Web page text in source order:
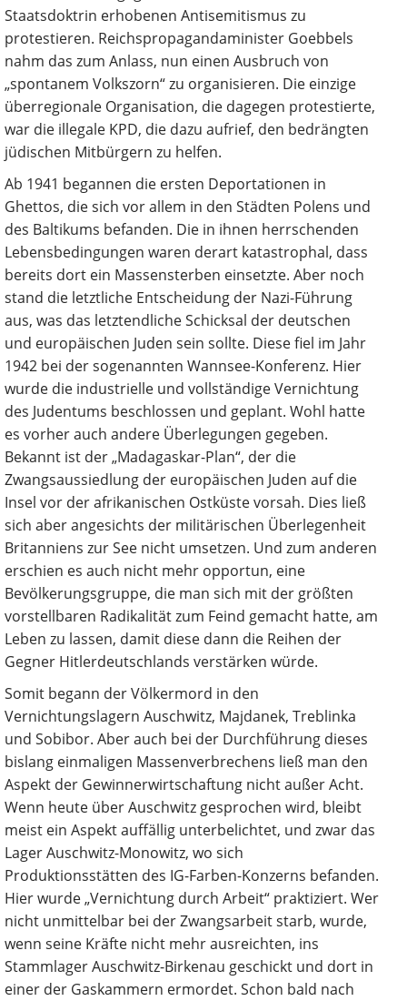
Staatsdoktrin erhobenen Antisemitismus zu
protestieren. Reichspropagandaminister Goebbels
nahm das zum Anlass, nun einen Ausbruch von
„spontanem Volkszorn“ zu organisieren. Die einzige
überregionale Organisation, die dagegen protestierte,
war die illegale KPD, die dazu aufrief, den bedrängten
jüdischen Mitbürgern zu helfen.
Ab 1941 begannen die ersten Deportationen in
Ghettos, die sich vor allem in den Städten Polens und
des Baltikums befanden. Die in ihnen herrschenden
Lebensbedingungen waren derart katastrophal, dass
bereits dort ein Massensterben einsetzte. Aber noch
stand die letztliche Entscheidung der Nazi-Führung
aus, was das letztendliche Schicksal der deutschen
und europäischen Juden sein sollte. Diese fiel im Jahr
1942 bei der sogenannten Wannsee-Konferenz. Hier
wurde die industrielle und vollständige Vernichtung
des Judentums beschlossen und geplant. Wohl hatte
es vorher auch andere Überlegungen gegeben.
Bekannt ist der „Madagaskar-Plan“, der die
Zwangsaussiedlung der europäischen Juden auf die
Insel vor der afrikanischen Ostküste vorsah. Dies ließ
sich aber angesichts der militärischen Überlegenheit
Britanniens zur See nicht umsetzen. Und zum anderen
erschien es auch nicht mehr opportun, eine
Bevölkerungsgruppe, die man sich mit der größten
vorstellbaren Radikalität zum Feind gemacht hatte, am
Leben zu lassen, damit diese dann die Reihen der
Gegner Hitlerdeutschlands verstärken würde.
Somit begann der Völkermord in den
Vernichtungslagern Auschwitz, Majdanek, Treblinka
und Sobibor. Aber auch bei der Durchführung dieses
bislang einmaligen Massenverbrechens ließ man den
Aspekt der Gewinnerwirtschaftung nicht außer Acht.
Wenn heute über Auschwitz gesprochen wird, bleibt
meist ein Aspekt auffällig unterbelichtet, und zwar das
Lager Auschwitz-Monowitz, wo sich
Produktionsstätten des IG-Farben-Konzerns befanden.
Hier wurde „Vernichtung durch Arbeit“ praktiziert. Wer
nicht unmittelbar bei der Zwangsarbeit starb, wurde,
wenn seine Kräfte nicht mehr ausreichten, ins
Stammlager Auschwitz-Birkenau geschickt und dort in
einer der Gaskammern ermordet. Schon bald nach